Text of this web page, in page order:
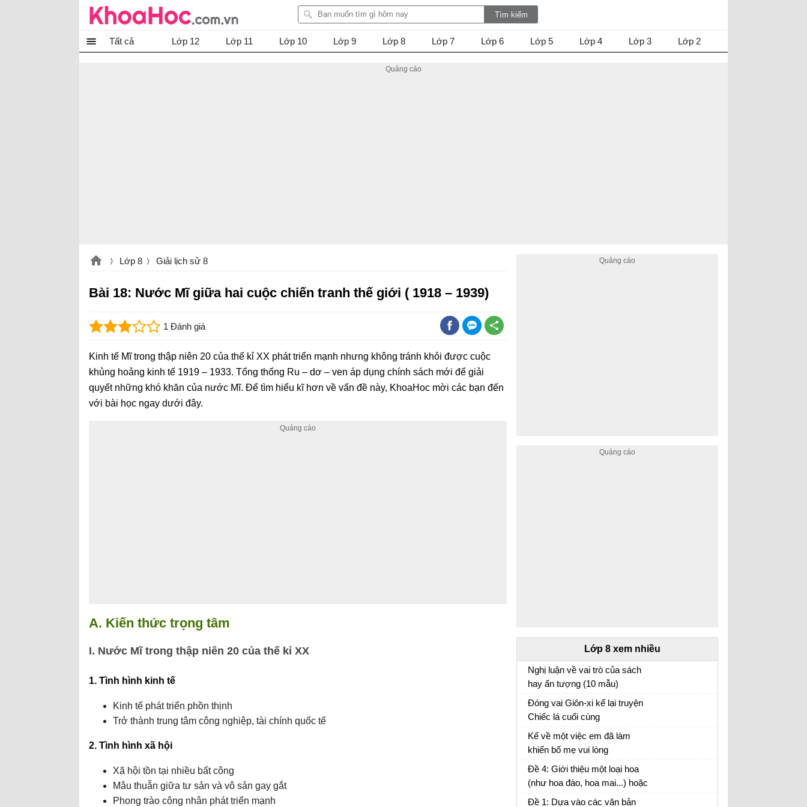
Tất cả Lớp 12 Lớp 11 Lớp 10 Lớp 9 Lớp 8 Lớp 7 Lớp 6 Lớp 5 Lớp 4 Lớp 3 Lớp 2
Lớp 8 Giải lịch sử 8
Bài 18: Nước Mĩ giữa hai cuộc chiến tranh thế giới ( 1918 – 1939)
1 Đánh giá
Kinh tế Mĩ trong thập niên 20 của thế kỉ XX phát triển mạnh nhưng không tránh khỏi được cuộc
khủng hoảng kinh tế 1919 – 1933. Tổng thống Ru – dơ – ven áp dụng chính sách mới để giải
quyết những khó khăn của nước Mĩ. Để tìm hiểu kĩ hơn về vấn đề này, KhoaHoc mời các bạn đến
với bài học ngay dưới đây.
A. Kiến thức trọng tâm
I. Nước Mĩ trong thập niên 20 của thế kỉ XX
1. Tình hình kinh tế
Kinh tế phát triển phồn thịnh
Trở thành trung tâm công nghiệp, tài chính quốc tế
2. Tình hình xã hội
Xã hội tồn tại nhiều bất công
Mâu thuẫn giữa tư sản và vô sản gay gắt
Phong trào công nhân phát triển mạnh
Lớp 8 xem nhiều
Nghị luận về vai trò của sách
hay ấn tượng (10 mẫu)
Đóng vai Giôn-xi kể lại truyện
Chiếc lá cuối cùng
Vào vai Giôn-xi kể lại câu chuyện Chiếc lá cuối
cùng
Kể về một việc em đã làm
khiến bố mẹ vui lòng
Bài viết số 2 lớp 8 đề 3
Đề 4: Giới thiệu một loại hoa
(như hoa đào, hoa mai...) hoặc
một loại cây (như cây chuối,
Đề 1: Dựa vào các văn bản